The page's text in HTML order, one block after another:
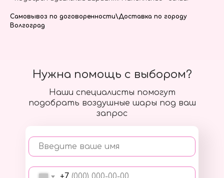
Самовывоз по договоренности\Доставка по городу
Волгоград
Наши специалисты помогут
подобрать воздушные шары под ваш
запрос
Введите ваше имя
Нужна помощь с выбором?